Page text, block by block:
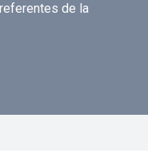
de la